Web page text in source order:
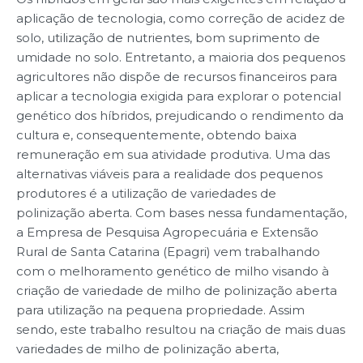
aplicação de tecnologia, como correção de acidez de
solo, utilização de nutrientes, bom suprimento de
umidade no solo. Entretanto, a maioria dos pequenos
agricultores não dispõe de recursos financeiros para
aplicar a tecnologia exigida para explorar o potencial
genético dos híbridos, prejudicando o rendimento da
cultura e, consequentemente, obtendo baixa
remuneração em sua atividade produtiva. Uma das
alternativas viáveis para a realidade dos pequenos
produtores é a utilização de variedades de
polinização aberta. Com bases nessa fundamentação,
a Empresa de Pesquisa Agropecuária e Extensão
Rural de Santa Catarina (Epagri) vem trabalhando
com o melhoramento genético de milho visando à
criação de variedade de milho de polinização aberta
para utilização na pequena propriedade. Assim
sendo, este trabalho resultou na criação de mais duas
variedades de milho de polinização aberta,